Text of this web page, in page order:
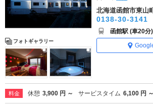
フォトギャラリー
北海道函館市東山
0138-30-3141
函館駅 (車20分)
料金 休憩 3,900 円 ～ サービスタイム 6,100 円 ～